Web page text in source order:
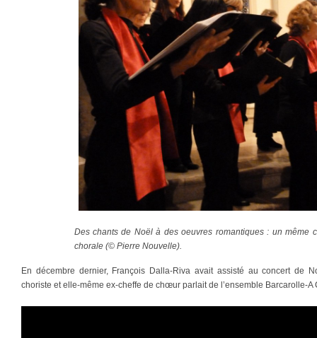
Des chants de Noël à des oeuvres romantiques : un même
chorale (© Pierre Nouvelle).
En décembre dernier, François Dalla-Riva avait assisté au concert de
choriste et elle-même ex-cheffe de chœur parlait de l’ensemble Barcarolle-